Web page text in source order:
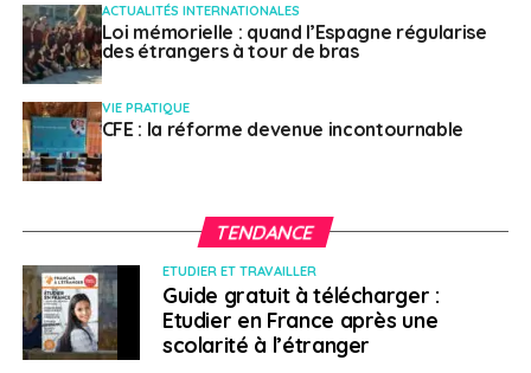
ACTUALITÉS INTERNATIONALES
Loi mémorielle : quand l’Espagne régularise
des étrangers à tour de bras
VIE PRATIQUE
CFE : la réforme devenue incontournable
TENDANCE
ETUDIER ET TRAVAILLER
Guide gratuit à télécharger :
Etudier en France après une
scolarité à l’étranger